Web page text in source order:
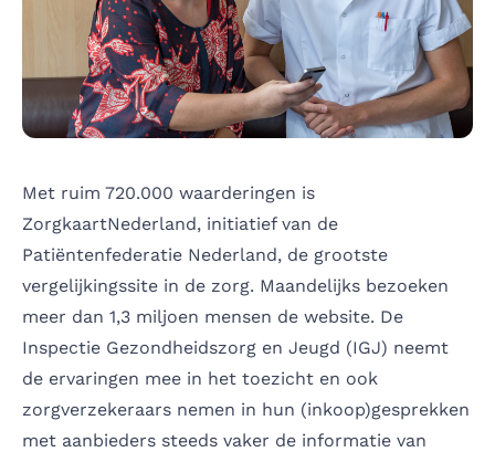
Met ruim 720.000 waarderingen is
ZorgkaartNederland, initiatief van de
Patiëntenfederatie Nederland, de grootste
vergelijkingssite in de zorg. Maandelijks bezoeken
meer dan 1,3 miljoen mensen de website. De
Inspectie Gezondheidszorg en Jeugd (IGJ) neemt
de ervaringen mee in het toezicht en ook
zorgverzekeraars nemen in hun (inkoop)gesprekken
met aanbieders steeds vaker de informatie van